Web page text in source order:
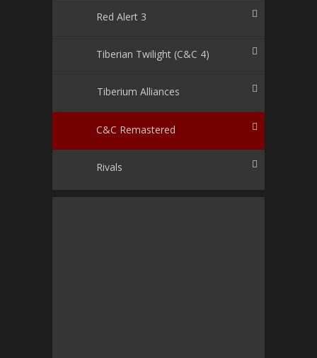
Red Alert 3
Tiberian Twilight (C&C 4)
Tiberium Alliances
C&C Remastered
Rivals